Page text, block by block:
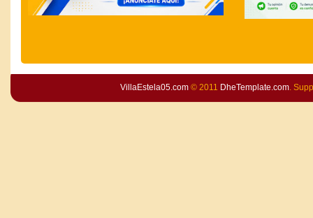
VillaEstela05.com© 2011 DheTemplate.com.